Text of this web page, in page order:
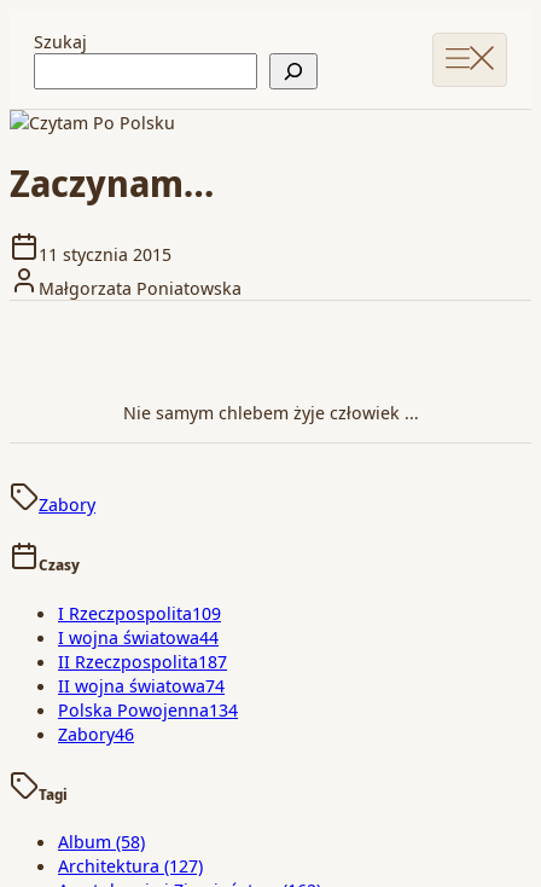
Szukaj
Zaczynam…
11 stycznia 2015
Małgorzata Poniatowska
Nie samym chlebem żyje człowiek …
Zabory
Czasy
I Rzeczpospolita109
I wojna światowa44
II Rzeczpospolita187
II wojna światowa74
Polska Powojenna134
Zabory46
Tagi
Album (58)
Architektura (127)